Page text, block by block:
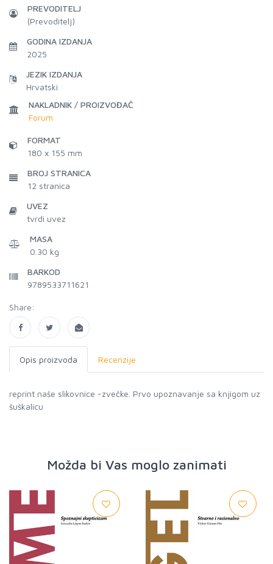
PREVODITELJ
(Prevoditelj)
GODINA IZDANJA
2025
JEZIK IZDANJA
Hrvatski
NAKLADNIK / PROIZVOĐAČ
Forum
FORMAT
180 x 155 mm
BROJ STRANICA
12 stranica
UVEZ
tvrdi uvez
MASA
0.30 kg
BARKOD
9789533711621
Share:
Opis proizvoda Recenzije
reprint naše slikovnice -zvečke. Prvo upoznavanje sa knjigom uz
šuškalicu
Možda bi Vas moglo zanimati